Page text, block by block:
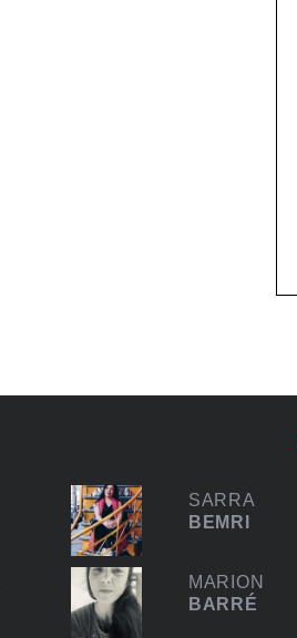
SARRA
BEMRI
MARION
BARRÉ